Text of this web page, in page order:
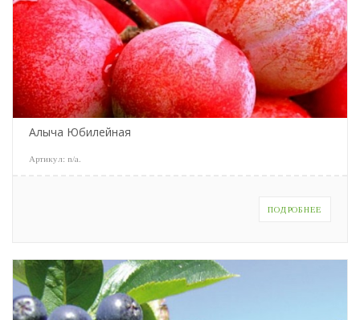
Алыча Юбилейная
Артикул: n/a
ПОДРОБНЕЕ